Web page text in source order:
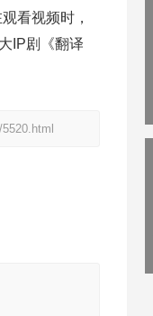
看视频时，
IP剧《翻译